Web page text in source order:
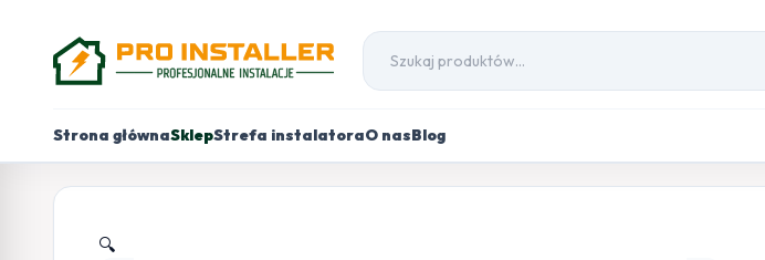
Strona głównaSklepStrefa instalatoraO nasBlog
🔍